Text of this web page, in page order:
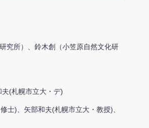
究所）、鈴木創（小笠原自然文化研
(札幌市立大・デ)
士)、矢部和夫(札幌市立大・教授)、